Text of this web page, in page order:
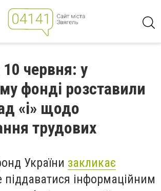
червня: у
фонді розставили
«і» щодо
трудових
України закликає
інформаційним